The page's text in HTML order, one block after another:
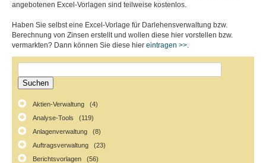
angebotenen Excel-Vorlagen sind teilweise kostenlos.
Haben Sie selbst eine Excel-Vorlage für Darlehensverwaltung bzw.
Berechnung von Zinsen erstellt und wollen diese hier vorstellen bzw.
vermarkten? Dann können Sie diese hier eintragen >>.
Aktien-Verwaltung (4)
Analyse-Tools (119)
Anlagenverwaltung (8)
Auftragsverwaltung (23)
Berichtsvorlagen (56)